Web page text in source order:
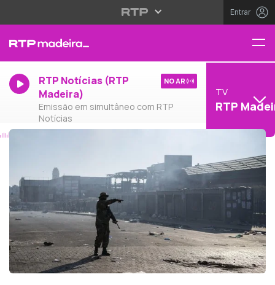
Entrar
RTP Notícias (RTP
Madeira)
Emissão em simultâneo com RTP
Notícias
NO AR
TV
RTP